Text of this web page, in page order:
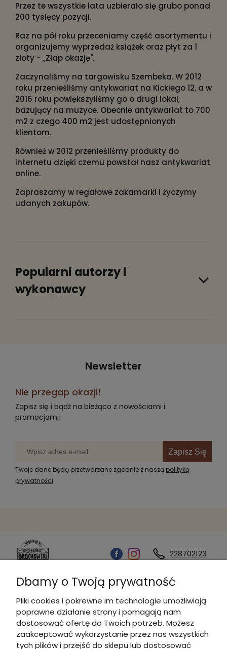
Przez te wszystkie lata uzbierało się grubo ponad
200 tysięcy pozycji.
Raz na pół roku przeceniamy część asortymentu i
organizujemy wyprzedaż książek oraz płyt za 1
złoty - ,,Złap okazję".
Zaczynaliśmy na targowisku Szembeka. W 2012
roku przenieśliśmy antykwariat na Kickiego 12, a w
2016 roku powiększyliśmy go o drugi lokal,
bazujący na muzyce. Obecnie antykwariat to 700
m2 z czego 400 m2 jest udostępnionych
klientom.
Również w 2012 przenieśliśmy produkty do
internetu dzięki czemu powstał nasz antykwariat
online.
Zapraszamy w regałowe zakamarki i życzymy
udanych zakupów.
Popularni autorzy i
wykonawcy
Newsletter
Nie przegap okazji!
Zapisz się i bądź na bieżąco z nowościami i
promocjami!
Zapisz Się
Twoje dane będą przetwarzane zgodnie z naszą polityką
prywatności
228702123
Kontakt
Informacje
Dbamy o Twoją prywatność
Pliki cookies i pokrewne im technologie umożliwiają
poprawne działanie strony i pomagają nam
dostosować ofertę do Twoich potrzeb. Możesz
zaakceptować wykorzystanie przez nas wszystkich
tych plików i przejść do sklepu lub dostosować